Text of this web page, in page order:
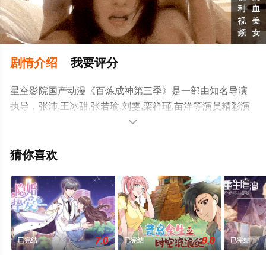
剧情介绍 我要评分
星空影院国产动漫《百炼成神第三季》是一部由知名导演
执导，张沛,王冰甜,张若瑜,刘雯,栾祥瑾,苗洋等演员精彩演
绎的大陆动漫，手机免费观看高清无删减完整版动漫全集
或剧情网等平台了解。

猜你喜欢
已完结 7.0 已完结 9.0 已完结